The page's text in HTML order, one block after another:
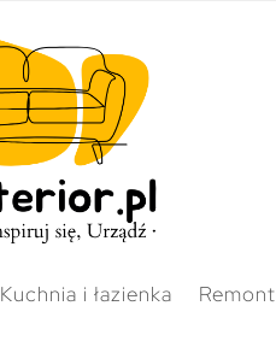
Kuchnia i łazienka Remont